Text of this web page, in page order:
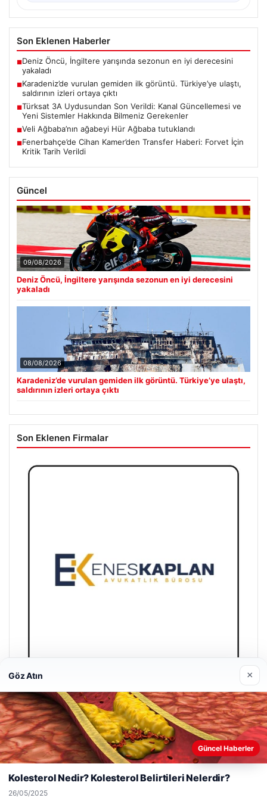
Son Eklenen Haberler
■Deniz Öncü, İngiltere yarışında sezonun en iyi derecesini
yakaladı
■Karadeniz’de vurulan gemiden ilk görüntü. Türkiye’ye ulaştı,
saldırının izleri ortaya çıktı
■Türksat 3A Uydusundan Son Verildi: Kanal Güncellemesi ve
Yeni Sistemler Hakkında Bilmeniz Gerekenler
■Veli Ağbaba’nın ağabeyi Hür Ağbaba tutuklandı
■Fenerbahçe’de Cihan Kamer’den Transfer Haberi: Forvet İçin
Kritik Tarih Verildi
Güncel
09/08/2026
Deniz Öncü, İngiltere yarışında sezonun en iyi derecesini
yakaladı
08/08/2026
Karadeniz’de vurulan gemiden ilk görüntü. Türkiye’ye ulaştı,
saldırının izleri ortaya çıktı
Son Eklenen Firmalar
Enes Kaplan Avukatlık Bürosu
28/04/2026
Web sitemizi nasıl kullandığınızı daha iyi anlayabilmek,
deneyiminizi kişiselleştirmek ve geliştirmek amacıyla çerezler
Göz Atın ×
Güncel Haberler
Kolesterol Nedir? Kolesterol Belirtileri Nelerdir?
26/05/2025